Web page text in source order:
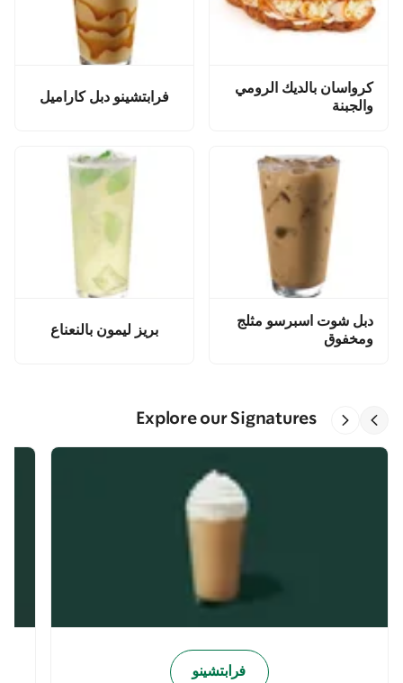
كرواسان بالديك الرومي
والجبنة
فرابتشينو دبل كاراميل
دبل شوت اسبرسو مثلج
ومخفوق
بريز ليمون بالنعناع
Explore our Signatures
فرابتشينو